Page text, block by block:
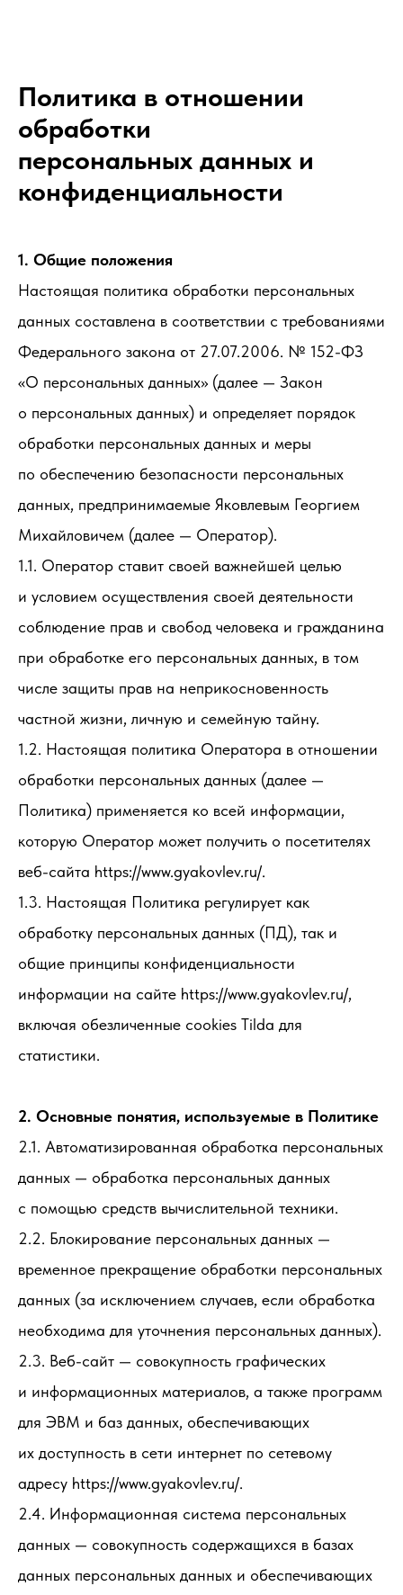
Политика в отношении
обработки
персональных данных и
конфиденциальности
1. Общие положения
Настоящая политика обработки персональных
данных составлена в соответствии с требованиями
Федерального закона от 27.07.2006. № 152-ФЗ
«О персональных данных» (далее — Закон
о персональных данных) и определяет порядок
обработки персональных данных и меры
по обеспечению безопасности персональных
данных, предпринимаемые Яковлевым Георгием
Михайловичем (далее — Оператор).
1.1. Оператор ставит своей важнейшей целью
и условием осуществления своей деятельности
соблюдение прав и свобод человека и гражданина
при обработке его персональных данных, в том
числе защиты прав на неприкосновенность
частной жизни, личную и семейную тайну.
1.2. Настоящая политика Оператора в отношении
обработки персональных данных (далее —
Политика) применяется ко всей информации,
которую Оператор может получить о посетителях
веб-сайта https://www.gyakovlev.ru/.
1.3. Настоящая Политика регулирует как
обработку персональных данных (ПД), так и
общие принципы конфиденциальности
информации на сайте https://www.gyakovlev.ru/,
включая обезличенные cookies Tilda для
статистики.
2. Основные понятия, используемые в Политике
2.1. Автоматизированная обработка персональных
данных — обработка персональных данных
с помощью средств вычислительной техники.
2.2. Блокирование персональных данных —
временное прекращение обработки персональных
данных (за исключением случаев, если обработка
необходима для уточнения персональных данных).
2.3. Веб-сайт — совокупность графических
и информационных материалов, а также программ
для ЭВМ и баз данных, обеспечивающих
их доступность в сети интернет по сетевому
адресу https://www.gyakovlev.ru/.
2.4. Информационная система персональных
данных — совокупность содержащихся в базах
данных персональных данных и обеспечивающих